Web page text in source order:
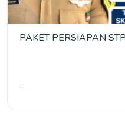
PAKET PERSIAPAN
-